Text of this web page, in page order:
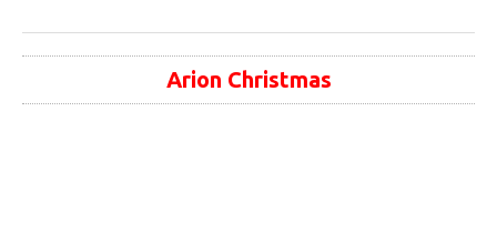
Arion Christmas